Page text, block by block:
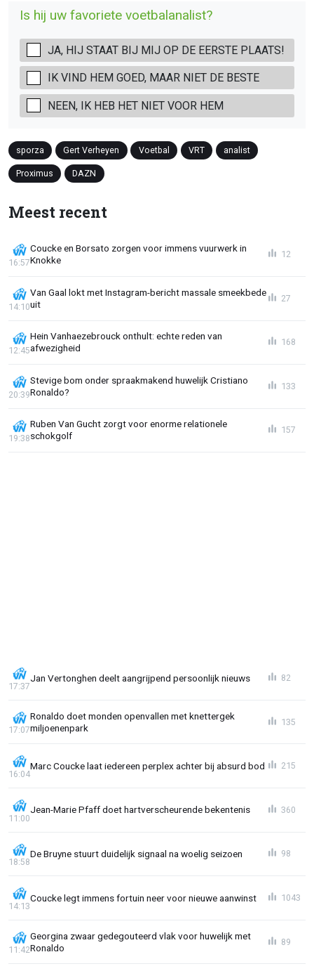
Is hij uw favoriete voetbalanalist?
JA, HIJ STAAT BIJ MIJ OP DE EERSTE PLAATS!
IK VIND HEM GOED, MAAR NIET DE BESTE
NEEN, IK HEB HET NIET VOOR HEM
sporza Gert Verheyen Voetbal VRT analist
Proximus DAZN
Meest recent
Coucke en Borsato zorgen voor immens vuurwerk in
Knokke
16:57
12
Van Gaal lokt met Instagram-bericht massale smeekbede
uit
14:10
27
Hein Vanhaezebrouck onthult: echte reden van
afwezigheid
12:45
168
Stevige bom onder spraakmakend huwelijk Cristiano
Ronaldo?
20:39
133
Ruben Van Gucht zorgt voor enorme relationele
schokgolf
19:38
157
Jan Vertonghen deelt aangrijpend persoonlijk nieuws
17:37
82
Ronaldo doet monden openvallen met knettergek
miljoenenpark
17:07
135
Marc Coucke laat iedereen perplex achter bij absurd bod
16:04
215
Jean-Marie Pfaff doet hartverscheurende bekentenis
11:00
360
De Bruyne stuurt duidelijk signaal na woelig seizoen
18:58
98
Coucke legt immens fortuin neer voor nieuwe aanwinst
14:13
1043
Georgina zwaar gedegouteerd vlak voor huwelijk met
Ronaldo
11:42
89